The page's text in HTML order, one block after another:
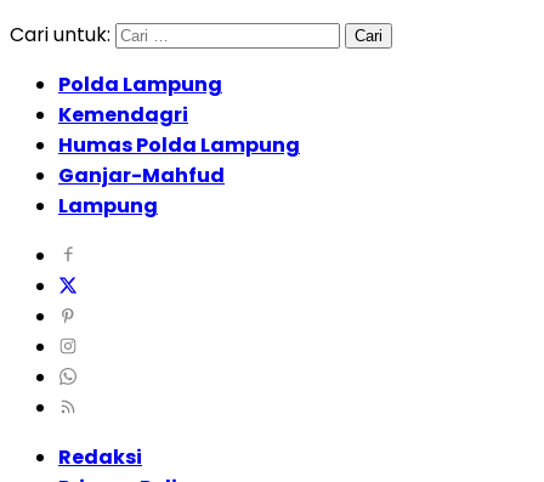
Cari untuk:
Polda Lampung
Kemendagri
Humas Polda Lampung
Ganjar-Mahfud
Lampung
Redaksi